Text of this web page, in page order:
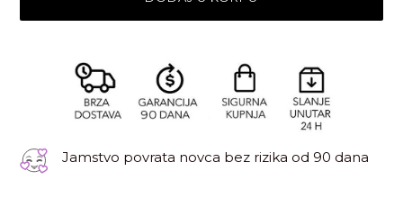
Jamstvo povrata novca bez rizika od 90 dana